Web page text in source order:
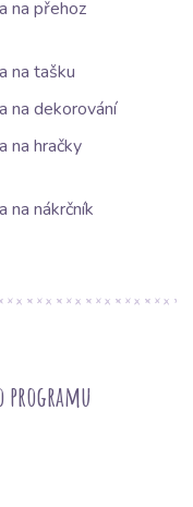
na přehoz
na tašku
na dekorování
na hračky
na nákrčník